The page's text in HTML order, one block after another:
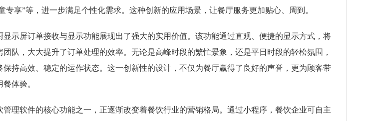
专享”等，进一步满足个性化需求。这种创新的应用场景，让餐厅服务更加贴心、周到。
显示屏订单接收与显示功能展现出了强大的实用价值。该功能通过直观、便捷的显示方式，将
队，大大提升了订单处理的效率。无论是高峰时段的繁忙景象，还是平日时段的轻松氛围，
保持高效、稳定的运作状态。这一创新性的设计，不仅为餐厅赢得了良好的声誉，更为顾客带
体验。
理软件的核心功能之一，正逐渐改变着餐饮行业的营销格局。通过小程序，餐饮企业可自主